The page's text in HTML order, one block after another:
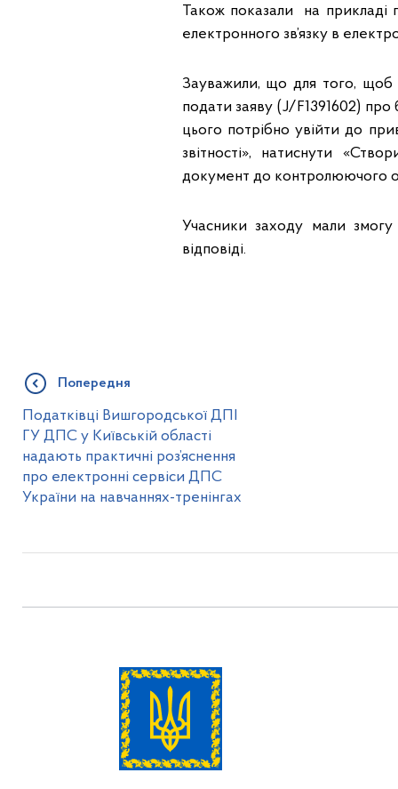
Також показали на прикладі
електронного зв’язку в
Зауважили, що для того, щоб
подати заяву (J/F1391602)
цього потрібно увійти до
звітності», натиснути
документ до контролюючого
Учасники заходу мали
відповіді.
Попередня
Податківці Вишгородської ДПІ
ГУ ДПС у Київській області
надають практичні роз’яснення
про електронні сервіси ДПС
України на навчаннях-тренінгах